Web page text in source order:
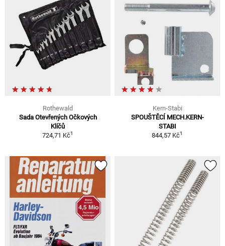
Rothewald
Sada Otevřených Očkových
Klíčů
724,71 Kč1
Kern-Stabi
SPOUŠTĚCÍ MECH.KERN-
STABI
844,57 Kč1